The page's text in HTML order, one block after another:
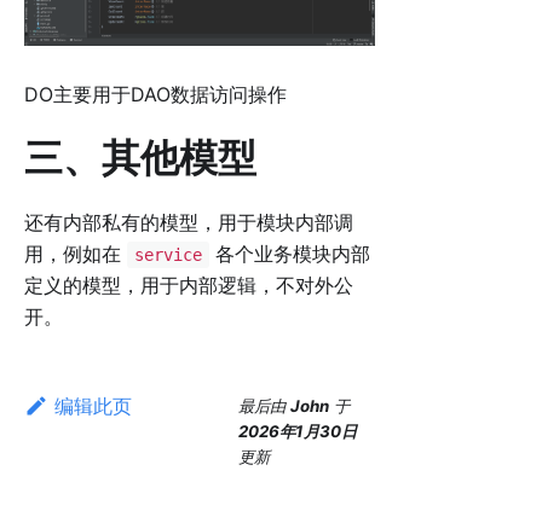
DO主要用于DAO数据访问操作
三、其他模型
还有内部私有的模型，用于模块内部调
用，例如在
service
各个业务模块内部
定义的模型，用于内部逻辑，不对外公
开。
编辑此页 最后由John 于
2026年1月30日
更新